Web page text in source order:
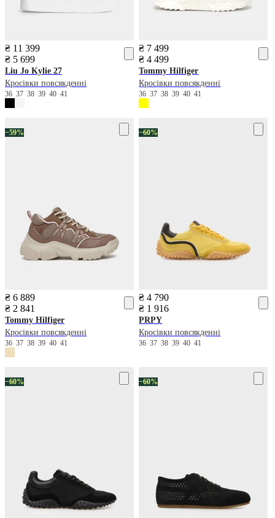
₴ 11 399
₴ 5 699
Liu Jo Kylie 27
Кросівки повсякденні
36 37 38 39 40 41
₴ 7 499
₴ 4 499
Tommy Hilfiger
Кросівки повсякденні
363738394041
−59%
₴ 6 889
₴ 2 841
Tommy Hilfiger
Кросівки повсякденні
36 37 38 39 40 41
−60%
₴ 4 790
₴ 1 916
PRPY
Кросівки повсякденні
363738394041
−60% −60%